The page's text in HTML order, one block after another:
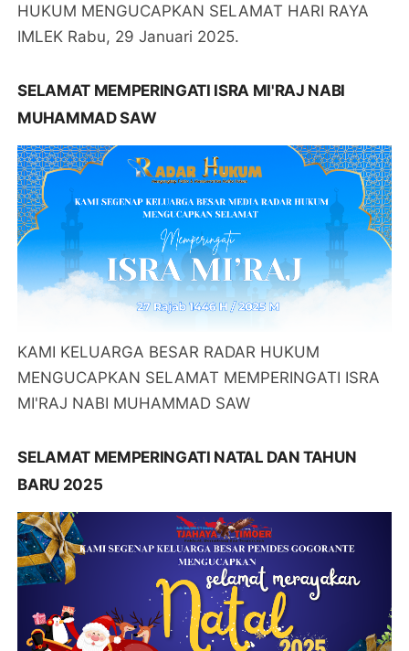
HUKUM MENGUCAPKAN SELAMAT HARI RAYA
IMLEK Rabu, 29 Januari 2025.
SELAMAT MEMPERINGATI ISRA MI'RAJ NABI
MUHAMMAD SAW
KAMI KELUARGA BESAR RADAR HUKUM
MENGUCAPKAN SELAMAT MEMPERINGATI ISRA
MI'RAJ NABI MUHAMMAD SAW
SELAMAT MEMPERINGATI NATAL DAN TAHUN
BARU 2025